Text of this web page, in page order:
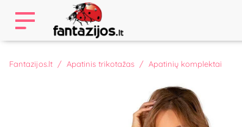
Fantazijos.lt Apatinis trikotažas Apatinių komplektai